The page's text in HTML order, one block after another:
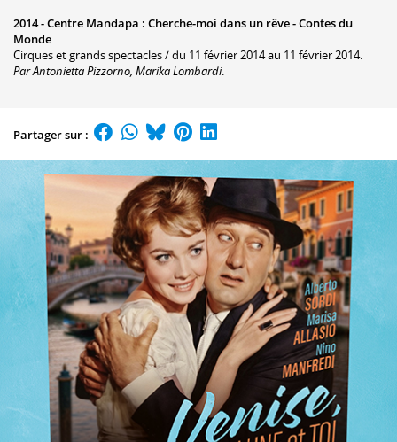
2014 -Centre Mandapa : Cherche-moi dans un rêve - Contes du
Monde
Cirques et grands spectacles / du 11 février 2014 au 11 février 2014.
Par Antonietta Pizzorno, Marika Lombardi.
Partager sur :